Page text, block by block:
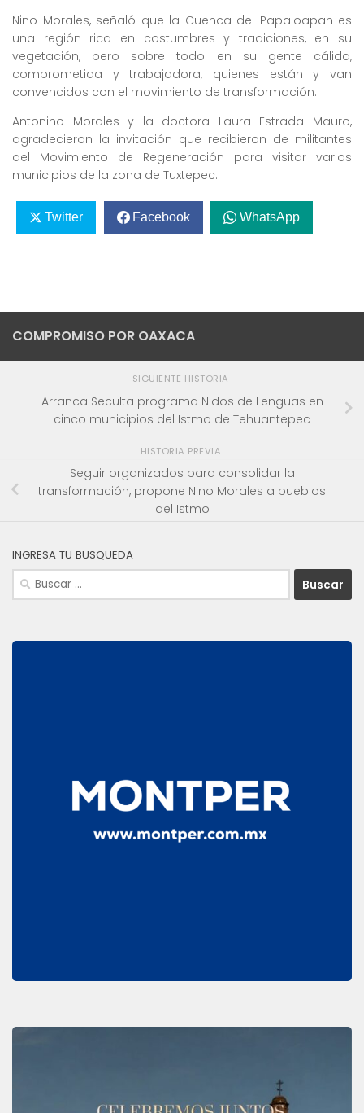
Nino Morales, señaló que la Cuenca del Papaloapan es
una región rica en costumbres y tradiciones, en su
vegetación, pero sobre todo en su gente cálida,
comprometida y trabajadora, quienes están y van
convencidos con el movimiento de transformación.
Antonino Morales y la doctora Laura Estrada Mauro,
agradecieron la invitación que recibieron de militantes
del Movimiento de Regeneración para visitar varios
municipios de la zona de Tuxtepec.
Twitter Facebook WhatsApp
COMPROMISO POR OAXACA
SIGUIENTE HISTORIA
Arranca Seculta programa Nidos de Lenguas en
cinco municipios del Istmo de Tehuantepec
HISTORIA PREVIA
Seguir organizados para consolidar la
transformación, propone Nino Morales a pueblos
del Istmo
INGRESA TU BUSQUEDA
Buscar: